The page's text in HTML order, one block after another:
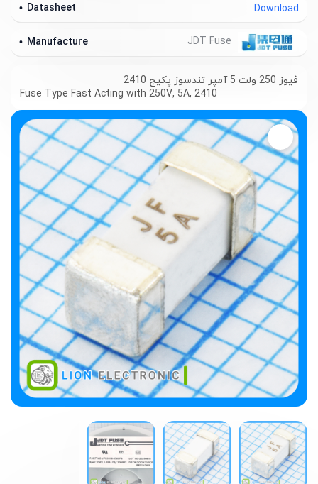
Download
Datasheet
JDT Fuse
Manufacture
فیوز 250 ولت 5 آمپر تندسوز پکیج 2410
Fuse Type Fast Acting with 250V, 5A, 2410